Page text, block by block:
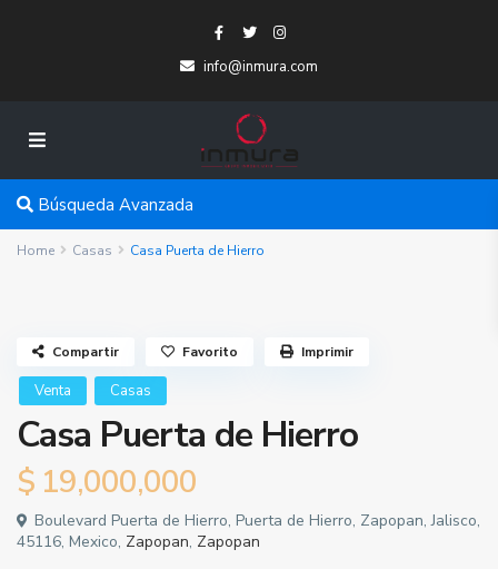
info@inmura.com
Búsqueda Avanzada
Home Casas Casa Puerta de Hierro
Venta Casas
Casa Puerta de Hierro
$ 19,000,000
Boulevard Puerta de Hierro, Puerta de Hierro, Zapopan, Jalisco,
45116, Mexico, Zapopan, Zapopan
Compartir Favorito Imprimir